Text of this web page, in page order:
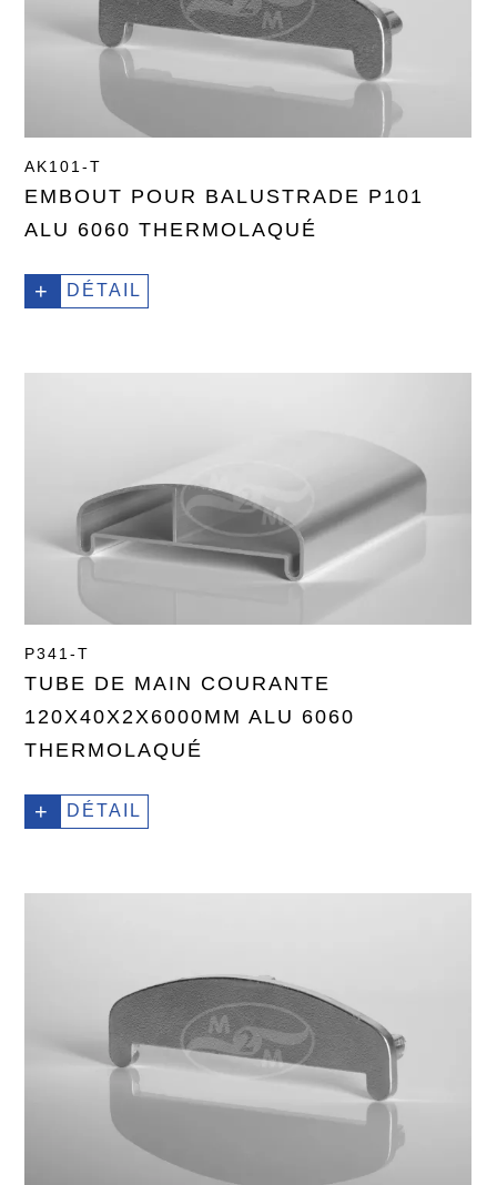
AK101-T
EMBOUT POUR BALUSTRADE P101
ALU 6060 THERMOLAQUÉ
+ DÉTAIL
P341-T
TUBE DE MAIN COURANTE
120X40X2X6000MM ALU 6060
THERMOLAQUÉ
+ DÉTAIL